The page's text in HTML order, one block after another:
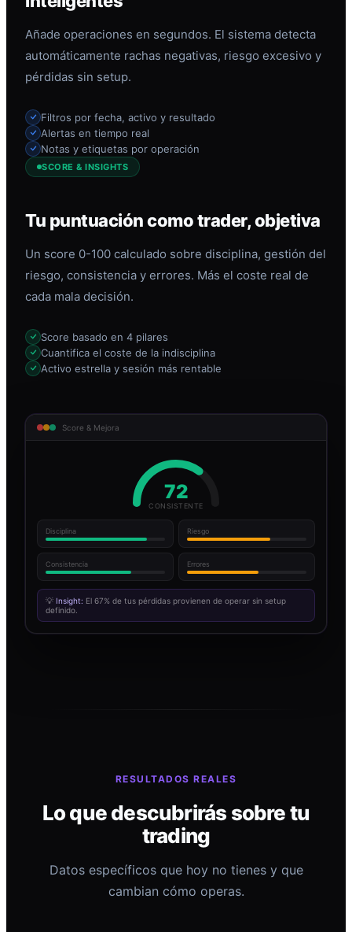
Añade operaciones en segundos. El sistema detecta
automáticamente rachas negativas, riesgo excesivo y
pérdidas sin setup.
Filtros por fecha, activo y resultado
Alertas en tiempo real
Notas y etiquetas por operación
SCORE & INSIGHTS
Tu puntuación como trader, objetiva
Un score 0-100 calculado sobre disciplina, gestión del
riesgo, consistencia y errores. Más el coste real de
cada mala decisión.
Score basado en 4 pilares
Cuantifica el coste de la indisciplina
Activo estrella y sesión más rentable
Score & Mejora
72
CONSISTENTE
Disciplina Riesgo
Consistencia Errores
💡 Insight: El 67% de tus pérdidas provienen de operar sin setup
definido.
RESULTADOS REALES
Lo que descubrirás sobre tu
trading
Datos específicos que hoy no tienes y que
cambian cómo operas.